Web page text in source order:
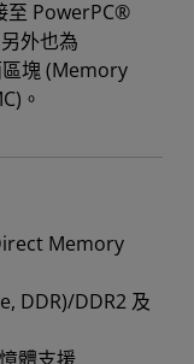
至 PowerPC®
外也為
塊 (Memory
。
Memory
DDR)/DDR2 及